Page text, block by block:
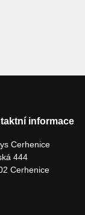
informace
Cerhenice
444
Cerhenice